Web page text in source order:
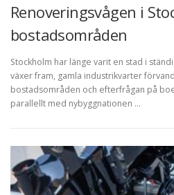
Renoveringsvågen i
bostadsområden
Stockholm har länge varit en stad i
växer fram, gamla industrikvarter
bostadsområden och efterfrågan på
parallellt med nybyggnationen …